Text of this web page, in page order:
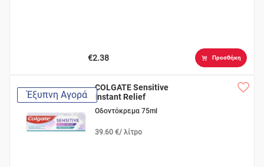
€2.38 Προσθήκη
Έξυπνη Αγορά
COLGATE Sensitive
Instant Relief
Οδοντόκρεμα 75ml
39.60 €/ λίτρο